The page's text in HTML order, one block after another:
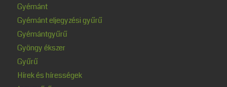
Gyémánt
Gyémánt eljegyzési gyűrű
Gyémántgyűrű
Gyöngy ékszer
Gyűrű
Hírek és hírességek